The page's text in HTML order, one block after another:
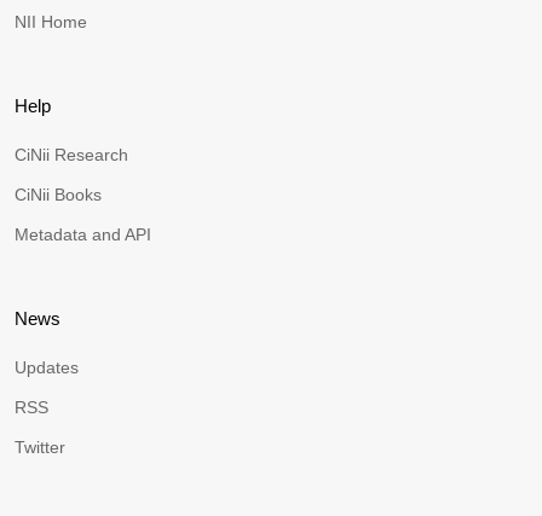
NII Home
Help
CiNii Research
CiNii Books
Metadata and API
News
Updates
RSS
Twitter